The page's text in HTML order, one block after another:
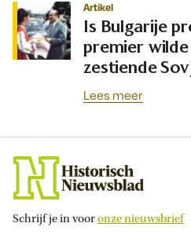
Artikel
Is Bulgarije
premier wilde
zestiende
Lees meer
Schrijf je in vooronze nieuwsbrief